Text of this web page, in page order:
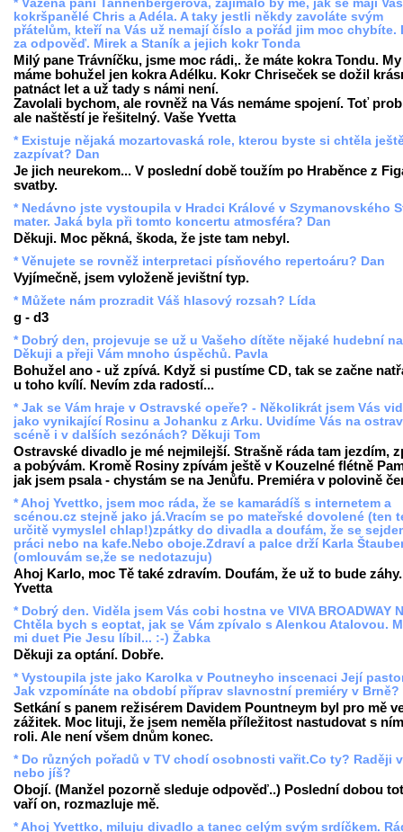
* Vážená paní Tannenbergerová, zajímalo by mě, jak se mají
kokršpanělé Chris a Adéla. A taky jestli někdy zavoláte svým
přátelům, kteří na Vás už nemají číslo a pořád jim moc chybíte.
za odpověď. Mirek a Staník a jejich kokr Tonda
Milý pane Trávníčku, jsme moc rádi,. že máte kokra Tondu.
máme bohužel jen kokra Adélku. Kokr Chriseček se dožil
patnáct let a už tady s námi není.
Zavolali bychom, ale rovněž na Vás nemáme spojení. Toť
ale naštěstí je řešitelný. Vaše Yvetta
* Existuje nějaká mozartovaská role, kterou byste si chtěla
zazpívat? Dan
Je jich neurekom... V poslední době toužím po Hraběnce z
svatby.
* Nedávno jste vystoupila v Hradci Králové v Szymanovského
mater. Jaká byla při tomto koncertu atmosféra? Dan
Děkuji. Moc pěkná, škoda, že jste tam nebyl.
* Věnujete se rovněž interpretaci písňového repertoáru? Dan
Vyjímečně, jsem vyloženě jevištní typ.
* Můžete nám prozradit Váš hlasový rozsah? Lída
g - d3
* Dobrý den, projevuje se už u Vašeho dítěte nějaké hudební
Děkuji a přeji Vám mnoho úspěchů. Pavla
Bohužel ano - už zpívá. Když si pustíme CD, tak se začne
u toho kvílí. Nevím zda radostí...
* Jak se Vám hraje v Ostravské opeře? - Několikrát jsem Vás
jako vynikající Rosinu a Johanku z Arku. Uvidíme Vás na
scéně i v dalších sezónách? Děkuji Tom
Ostravské divadlo je mé nejmilejší. Strašně ráda tam jezdím,
a pobývám. Kromě Rosiny zpívám ještě v Kouzelné flétně
jak jsem psala - chystám se na Jenůfu. Premiéra v polovině
* Ahoj Yvettko, jsem moc ráda, že se kamarádíš s internetem a
scénou.cz stejně jako já.Vracím se po mateřské dovolené (ten
určitě vymyslel chlap!)zpátky do divadla a doufám, že se
práci nebo na kafe.Nebo oboje.Zdraví a palce drží Karla
(omlouvám se,že se nedotazuju)
Ahoj Karlo, moc Tě také zdravím. Doufám, že už to bude záhy.
Yvetta
* Dobrý den. Viděla jsem Vás cobi hostna ve VIVA BROADWAY
Chtěla bych s eoptat, jak se Vám zpívalo s Alenkou Atalovou.
mi duet Pie Jesu líbil... :-) Žabka
Děkuji za optání. Dobře.
* Vystoupila jste jako Karolka v Poutneyho inscenaci Její
Jak vzpomínáte na období příprav slavnostní premiéry v Brně?
Setkání s panem režisérem Davidem Pountneym byl pro mě
zážitek. Moc lituji, že jsem neměla příležitost nastudovat s
roli. Ale není všem dnům konec.
* Do různých pořadů v TV chodí osobnosti vařit.Co ty? Raději
nebo jíš?
Obojí. (Manžel pozorně sleduje odpověď..) Poslední dobou
vaří on, rozmazluje mě.
* Ahoj Yvettko, miluju divadlo a tanec celým svým srdíčkem.